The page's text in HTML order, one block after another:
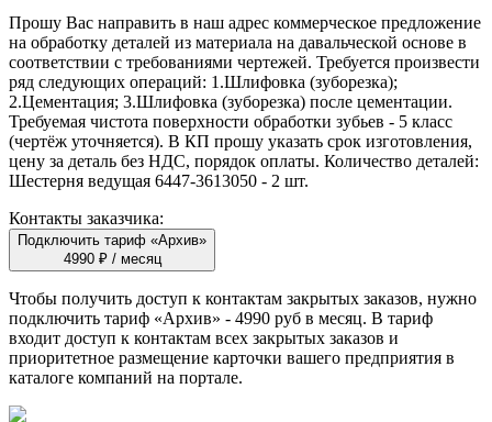
Прошу Вас направить в наш адрес коммерческое предложение
на обработку деталей из материала на давальческой основе в
соответствии с требованиями чертежей. Требуется произвести
ряд следующих операций: 1.Шлифовка (зуборезка);
2.Цементация; 3.Шлифовка (зуборезка) после цементации.
Требуемая чистота поверхности обработки зубьев - 5 класс
(чертёж уточняется). В КП прошу указать срок изготовления,
цену за деталь без НДС, порядок оплаты. Количество деталей:
Шестерня ведущая 6447-3613050 - 2 шт.
Контакты заказчика:
Подключить тариф «Архив»
4990 ₽ / месяц
Чтобы получить доступ к контактам закрытых заказов, нужно
подключить тариф «Архив» - 4990 руб в месяц. В тариф
входит доступ к контактам всех закрытых заказов и
приоритетное размещение карточки вашего предприятия в
каталоге компаний на портале.